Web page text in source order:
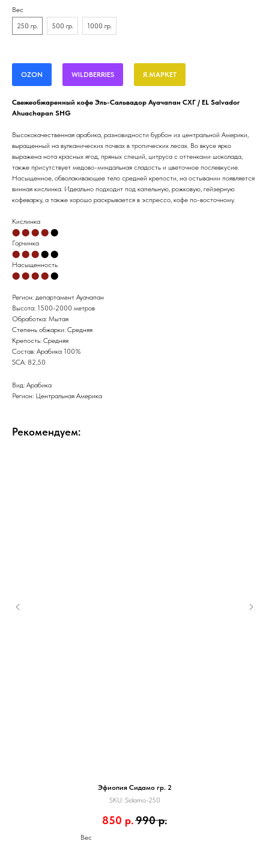
Вес
250 гр.
500 гр. 1000 гр.
OZON WILDBERRIES Я.МАРКЕТ
Свежеобжаренный кофе Эль-Сальвадор Ауачапан СХГ / EL Salvador
Ahuachapan SHG
Высококачественная арабика, разновидности бурбон из центральной Америки,
выращенный на вулканических почвах в тропических лесах. Во вкусе ярко
выражена нота красных ягод, пряных специй, цитруса с оттенками шоколада,
также присутствует медово-миндальная сладость и цветочное послевкусие.
Насыщенное, обволакивающее тело средней крепости, на остывании появляется
винная кислинка. Идеально подходит под капельную, рожковую, гейзерную
кофеварку, а также хорошо раскрывается в эспрессо, кофе по-восточному.
Кислинка⁣⁣⁣⁣⁣⁣⁣⁣⁣
⬤ ⬤ ⬤ ⬤ ⬤
Горчинка
⬤ ⬤ ⬤ ⬤ ⬤
Насыщенность
⬤ ⬤ ⬤ ⬤ ⬤
Регион: департамент Ауачапан
Высота: 1500-2000 метров
Обработка: Мытая
Степень обжарки: Средняя
Крепость: Средняя
Состав: Арабика 100%
SCA: 82,50
Вид: Арабика
Регион: Центральная Америка
Рекомендуем:
Эфиопия Сидамо гр. 2
SKU: Sidamo-250
850 р.990 р.
Вес